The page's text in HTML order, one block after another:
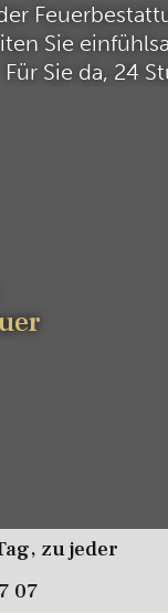
Sie
Für Sie da, 24
zu jeder
07